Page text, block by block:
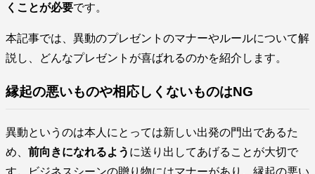
くことが必要です。
本記事では、異動のプレゼントのマナーやルールについて解
説し、どんなプレゼントが喜ばれるのかを紹介します。
縁起の悪いものや相応しくないものはNG
異動というのは本人にとっては新しい出発の門出であるた
め、 前向きになれるよう に送り出してあげることが大切で